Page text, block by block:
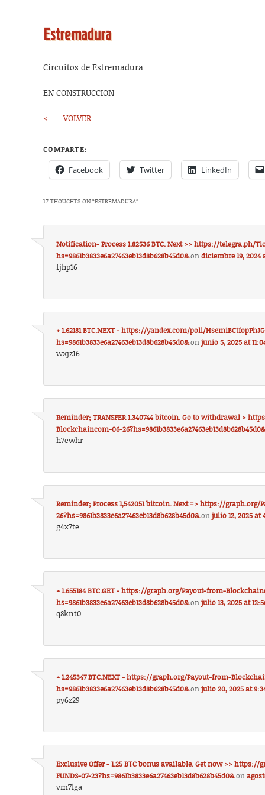
Estremadura
Circuitos de Estremadura.
EN CONSTRUCCION
<—– VOLVER
COMPARTE:
Facebook Twitter LinkedIn
17 THOUGHTS ON “ESTREMADURA”
Notification- Process 1.82536 BTC. Next >> https://telegra.ph/
hs=9861b3833e6a27463eb13d8b628b45d0&ondiciembre 19, 2024
fjhp16
+ 1.62181 BTC.NEXT - https://yandex.com/poll/
hs=9861b3833e6a27463eb13d8b628b45d0&onjunio 5, 2025 at
wxjz16
Reminder; TRANSFER 1.340744 bitcoin. Go to withdrawal >
Blockchaincom-06-
h7ewhr
Reminder; Process 1,542051 bitcoin. Next => https://
26?hs=9861b3833e6a27463eb13d8b628b45d0&onjulio 12, 2025 at
g4x7te
+ 1.655184 BTC.GET - https://graph.org/Payout-from-
hs=9861b3833e6a27463eb13d8b628b45d0&onjulio 13, 2025 at
q8knt0
+ 1.245347 BTC.NEXT - https://graph.org/Payout-from-
hs=9861b3833e6a27463eb13d8b628b45d0&onjulio 20, 2025 at
py6z29
Exclusive Offer - 1.25 BTC bonus available. Get now >> https://
FUNDS-07-23?hs=9861b3833e6a27463eb13d8b628b45d0&on
vm7lga